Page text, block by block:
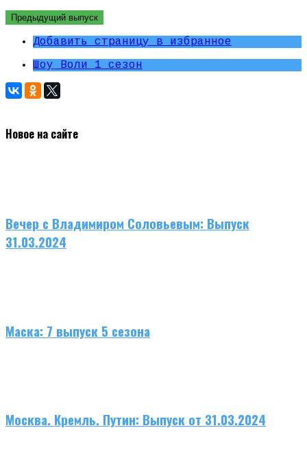
Предыдущий выпуск
Добавить страницу в избранное
Шоу Воли 1 сезон
Новое на сайте
Вечер с Владимиром Соловьевым: Выпуск
31.03.2024
Маска: 7 выпуск 5 сезона
Москва. Кремль. Путин: Выпуск от 31.03.2024